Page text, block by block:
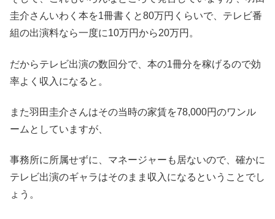
圭介さんいわく本を1冊書くと80万円くらいで、テレビ番
組の出演料なら一度に10万円から20万円。
だからテレビ出演の数回分で、本の1冊分を稼げるので効
率よく収入になると。
また羽田圭介さんはその当時の家賃を78,000円のワンル
ームとしていますが、
事務所に所属せずに、マネージャーも居ないので、確かに
テレビ出演のギャラはそのまま収入になるということでし
ょう。